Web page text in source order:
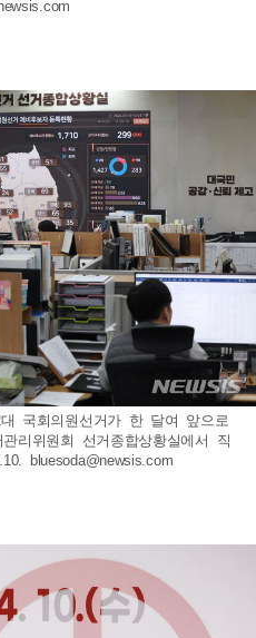
국회의원선거가 한 달여 앞으로
리위원회 선거종합상황실에서 직
bluesoda@newsis.com